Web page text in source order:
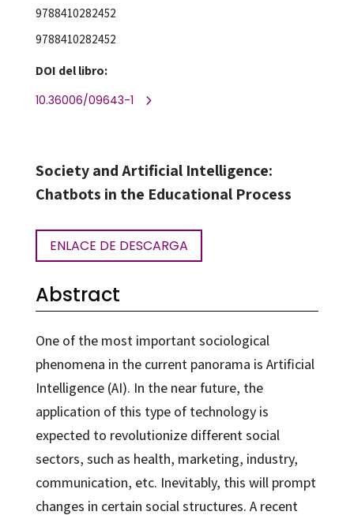
9788410282452
9788410282452
DOI del libro:
10.36006/09643-1
Society and Artificial Intelligence:
Chatbots in the Educational Process
ENLACE DE DESCARGA
Abstract
One of the most important sociological
phenomena in the current panorama is Artificial
Intelligence (AI). In the near future, the
application of this type of technology is
expected to revolutionize different social
sectors, such as health, marketing, industry,
communication, etc. Inevitably, this will prompt
changes in certain social structures. A recent